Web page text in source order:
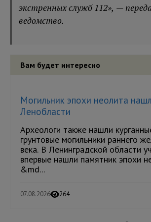
экстренных служб 112», —
ведомство.
Вам будет интересно
Могильник эпохи неолита
Ленобласти
Археологи также нашли
грунтовые могильники раннего
века. В Ленинградской области
впервые нашли памятник эпохи
&md...
07.08.2026 264